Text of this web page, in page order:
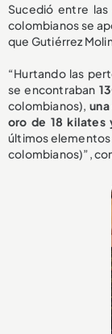
Sucedió entre las
colombianos se
que Gutiérrez
“Hurtando las
se encontraban
colombianos),
oro de 18 kilates
últimos elementos
colombianos)”,